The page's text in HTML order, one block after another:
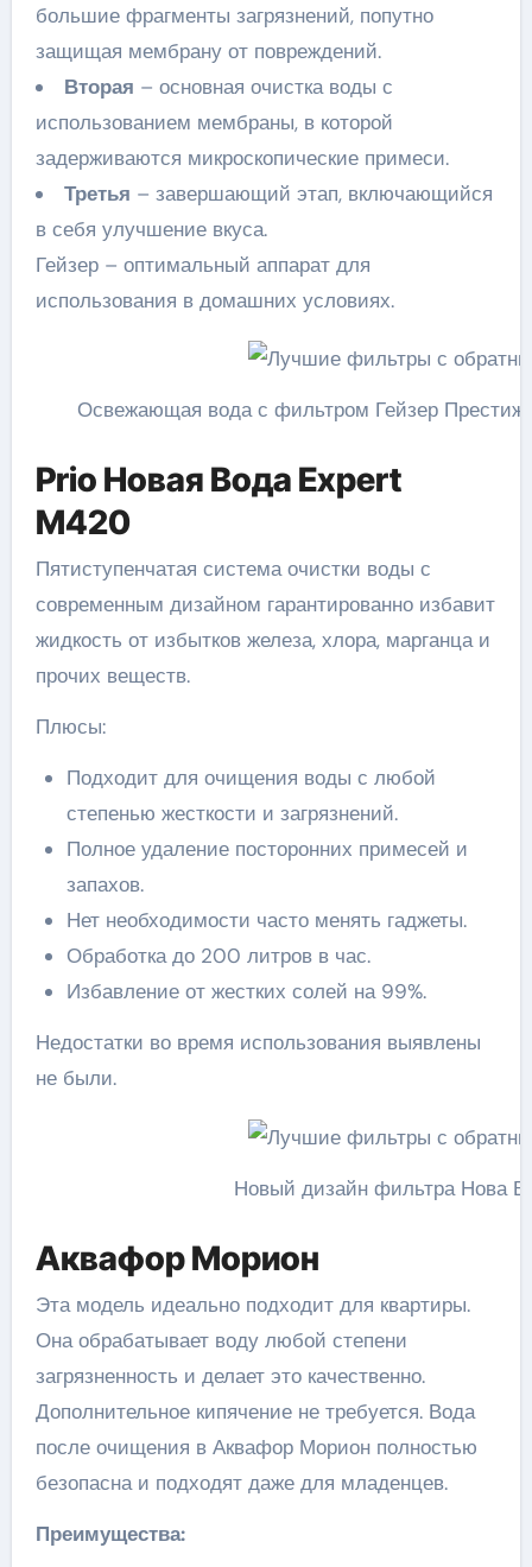
большие фрагменты загрязнений, попутно
защищая мембрану от повреждений.
Вторая – основная очистка воды с
использованием мембраны, в которой
задерживаются микроскопические примеси.
Третья – завершающий этап, включающийся
в себя улучшение вкуса.
Гейзер – оптимальный аппарат для
использования в домашних условиях.
Освежающая вода с фильтром Гейзер
Prio Новая Вода Expert
M420
Пятиступенчатая система очистки воды с
современным дизайном гарантированно избавит
жидкость от избытков железа, хлора, марганца и
прочих веществ.
Плюсы:
Подходит для очищения воды с любой
степенью жесткости и загрязнений.
Полное удаление посторонних примесей и
запахов.
Нет необходимости часто менять гаджеты.
Обработка до 200 литров в час.
Избавление от жестких солей на 99%.
Недостатки во время использования выявлены
не были.
Новый дизайн фильтра Нова
Аквафор Морион
Эта модель идеально подходит для квартиры.
Она обрабатывает воду любой степени
загрязненность и делает это качественно.
Дополнительное кипячение не требуется. Вода
после очищения в Аквафор Морион полностью
безопасна и подходят даже для младенцев.
Преимущества: